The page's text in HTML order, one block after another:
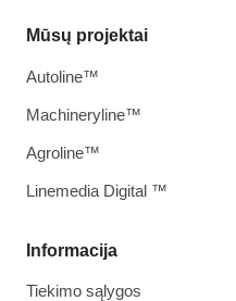
Informacija
Tiekimo sąlygos
Mūsų projektai
Autoline™
Machineryline™
Agroline™
Linemedia Digital ™